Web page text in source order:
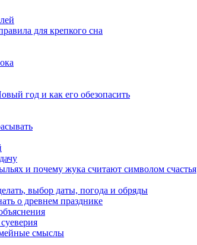
для крепкого сна
год и как его обезопасить
и почему жука считают символом счастья
выбор даты, погода и обряды
о древнем празднике
смыслы